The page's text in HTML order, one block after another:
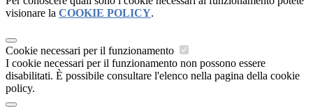
visionare la COOKIE POLICY.
Cookie necessari per il funzionamento
I cookie necessari per il funzionamento non possono essere
disabilitati. È possibile consultare l'elenco nella pagina della cookie
policy.